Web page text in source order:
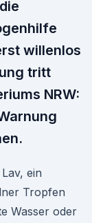
willenlos
tritt
NRW:
ein
Tropfen
Wasser oder